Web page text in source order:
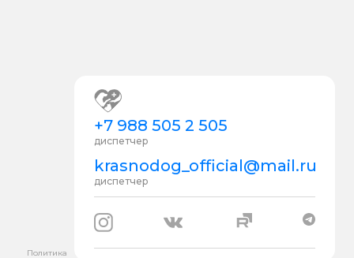
+7 988 505 2 505
диспетчер
krasnodog_official@mail.ru
диспетчер
Политика